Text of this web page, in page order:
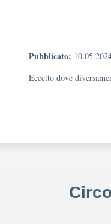
Pubblicato:
Eccetto dove